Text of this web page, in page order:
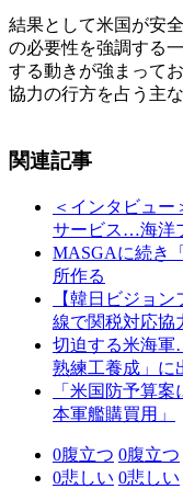
結果として米国が安
の必要性を強調する
する動きが強まって
協力の行方を占う主
関連記事
＜インタビュ
サービス…海洋
MASGAに続き
所作る
【韓日ビジョ
線で関税対応協
切迫する米海
熟練工養成」に
「米国防予算
本軍艦購買用」
0腹立つ 0腹立つ
0悲しい 0悲しい